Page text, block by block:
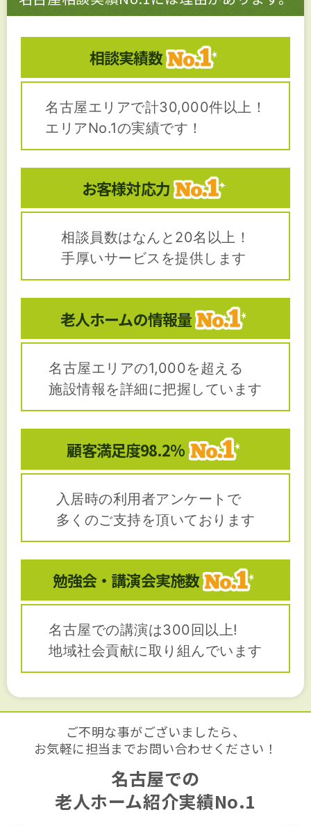
相談実績数
名古屋エリアで計30,000件以上！
エリアNo.1の実績です！
お客様対応力
相談員数はなんと20名以上！
手厚いサービスを提供します
老人ホームの情報量
名古屋エリアの1,000を超える
施設情報を詳細に把握しています
顧客満足度98.2%
入居時の利用者アンケートで
多くのご支持を頂いております
勉強会・講演会実施数
名古屋での講演は300回以上!
地域社会貢献に取り組んでいます
ご不明な事がございましたら、
お気軽に担当までお問い合わせください！
名古屋での
老人ホーム紹介実績No.1